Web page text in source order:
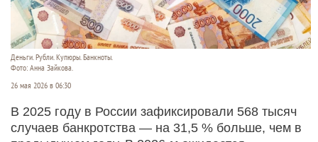
Деньги. Рубли. Купюры. Банкноты.
Фото: Анна Зайкова.
26 мая 2026 в 06:30
В 2025 году в России зафиксировали 568 тысяч
случаев банкротства — на 31,5 % больше, чем в